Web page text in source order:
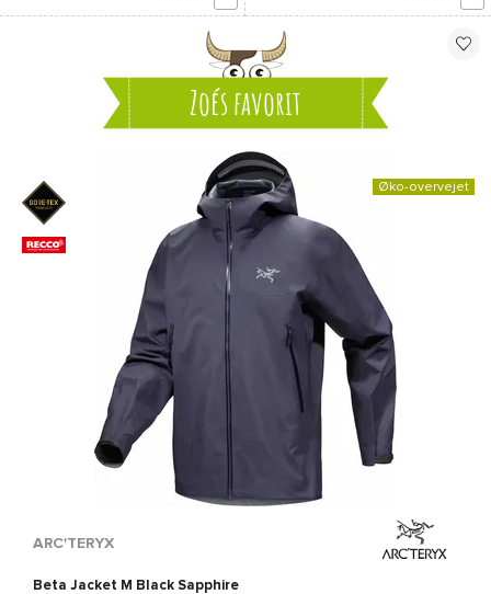
Zoés favorit
Øko-overvejet
ARC'TERYX
Beta Jacket M Black Sapphire